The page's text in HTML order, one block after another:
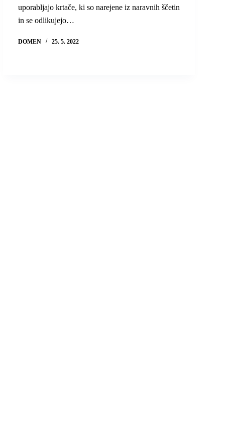
uporabljajo krtače, ki so narejene iz naravnih ščetin
in se odlikujejo…
DOMEN 25. 5. 2022